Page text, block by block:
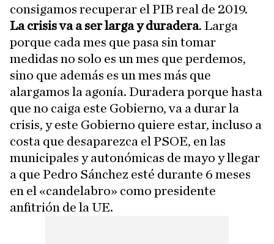
consigamos recuperar el PIB real de 2019.
La crisis va a ser larga y duradera. Larga
porque cada mes que pasa sin tomar
medidas no solo es un mes que perdemos,
sino que además es un mes más que
alargamos la agonía. Duradera porque hasta
que no caiga este Gobierno, va a durar la
crisis, y este Gobierno quiere estar, incluso a
costa que desaparezca el PSOE, en las
municipales y autonómicas de mayo y llegar
a que Pedro Sánchez esté durante 6 meses
en el «candelabro» como presidente
anfitrión de la UE.